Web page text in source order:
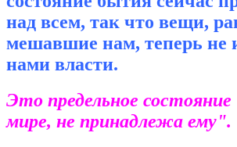
над всем, так что вещи,
мешавшие нам, теперь не
нами власти.
Это предельное
мире, не принадлежа ему".